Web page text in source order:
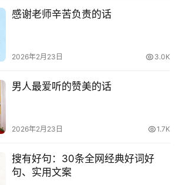
感谢老师辛苦负责的话
2026年2月23日 3.0K
男人最爱听的赞美的话
2026年2月23日 1.7K
搜有好句：30条全网经典好词好
句、实用文案